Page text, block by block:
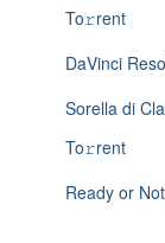
To𝚛rent
DaVinci
Sorella di
To𝚛rent
Ready or